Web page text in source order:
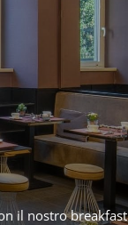
il nostro breakfast